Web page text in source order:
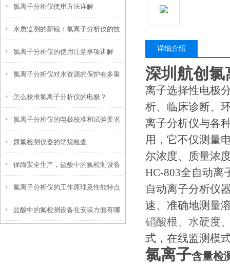
氯离子分析仪使用方法详解
水质监测的新锐：氯离子分析仪的技
术特点
氯离子分析仪的使用注意事项讲解
氯离子分析仪对水资源的保护有多重
要？
怎么校准氯离子分析仪的电极？
氯离子分析仪的电极校准和试验要求
尿氟检测仪器的常规检查
保障安全生产，盐酸中的氟检测设备
的重要性
氟离子分析仪的工作原理及性能特点
介绍
盐酸中的氟检测设备在安装方面有哪
详细介绍
深圳航创氯
离子选择性电极
析、临床诊断、
离子分析仪与各
用，它不仅测量
尔浓度、质量浓
HC-803全自动离
自动离子分析仪
速、准确地测量
硝酸根、水硬度
式，在线监测模
氯离子含量检